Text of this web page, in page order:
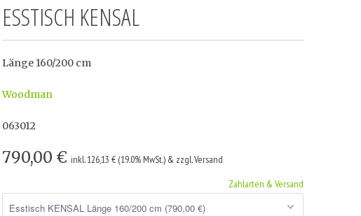
ESSTISCH KENSAL
Länge 160/200 cm
Woodman
063012
790,00 € inkl. 126,13 € (19.0% MwSt.) & zzgl. Versand
Zahlarten & Versand